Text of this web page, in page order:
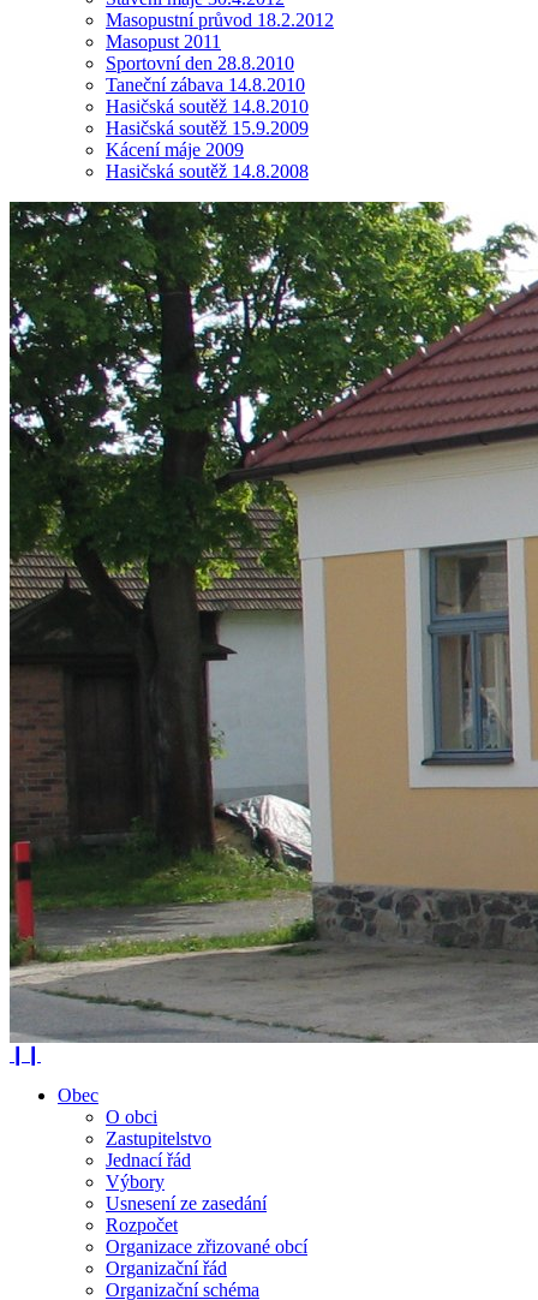
Masopustní průvod 18.2.2012
Masopust 2011
Sportovní den 28.8.2010
Taneční zábava 14.8.2010
Hasičská soutěž 14.8.2010
Hasičská soutěž 15.9.2009
Kácení máje 2009
Hasičská soutěž 14.8.2008
Obec
O obci
Zastupitelstvo
Jednací řád
Výbory
Usnesení ze zasedání
Rozpočet
Organizace zřizované obcí
Organizační řád
Organizační schéma